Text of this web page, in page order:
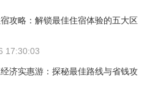
攻略：解锁最佳住宿体验的五大区
17:30:03
济实惠游：探秘最佳路线与省钱攻